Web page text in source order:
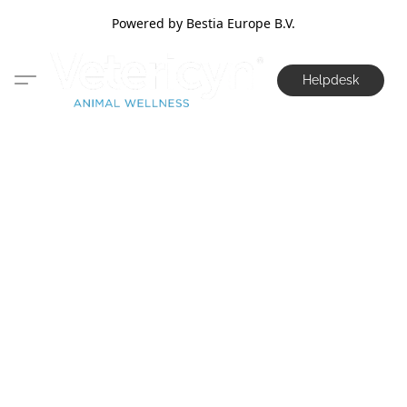
Powered by Bestia Europe B.V.
Helpdesk